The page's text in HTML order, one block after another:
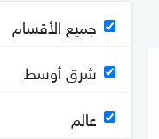
جميع الأقسام
شرق أوسط
عالم